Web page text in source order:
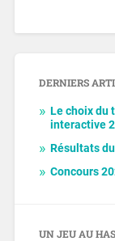
DERNIERS
Le choix du
interactive
Résultats
Concours
UN JEU AU